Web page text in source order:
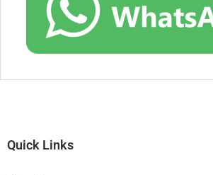
Quick Links